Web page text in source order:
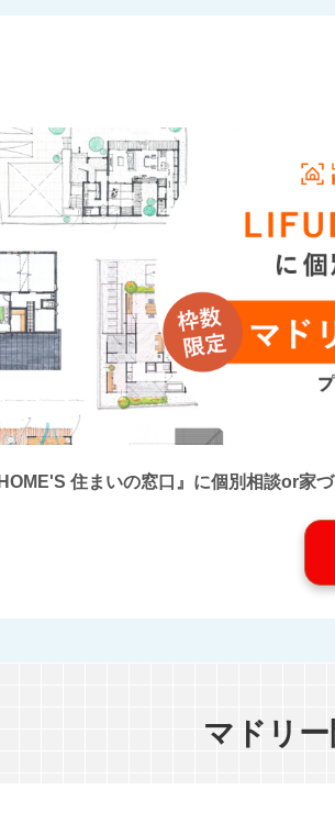
住まいの窓口』に個別相談or家
マドリー